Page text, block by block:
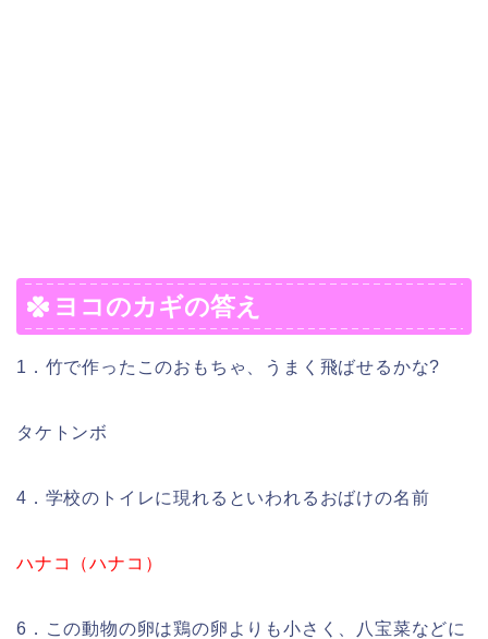
ヨコのカギの答え
1．竹で作ったこのおもちゃ、うまく飛ばせるかな?
タケトンボ
4．学校のトイレに現れるといわれるおばけの名前
ハナコ（ハナコ）
6．この動物の卵は鶏の卵よりも小さく、八宝菜などに